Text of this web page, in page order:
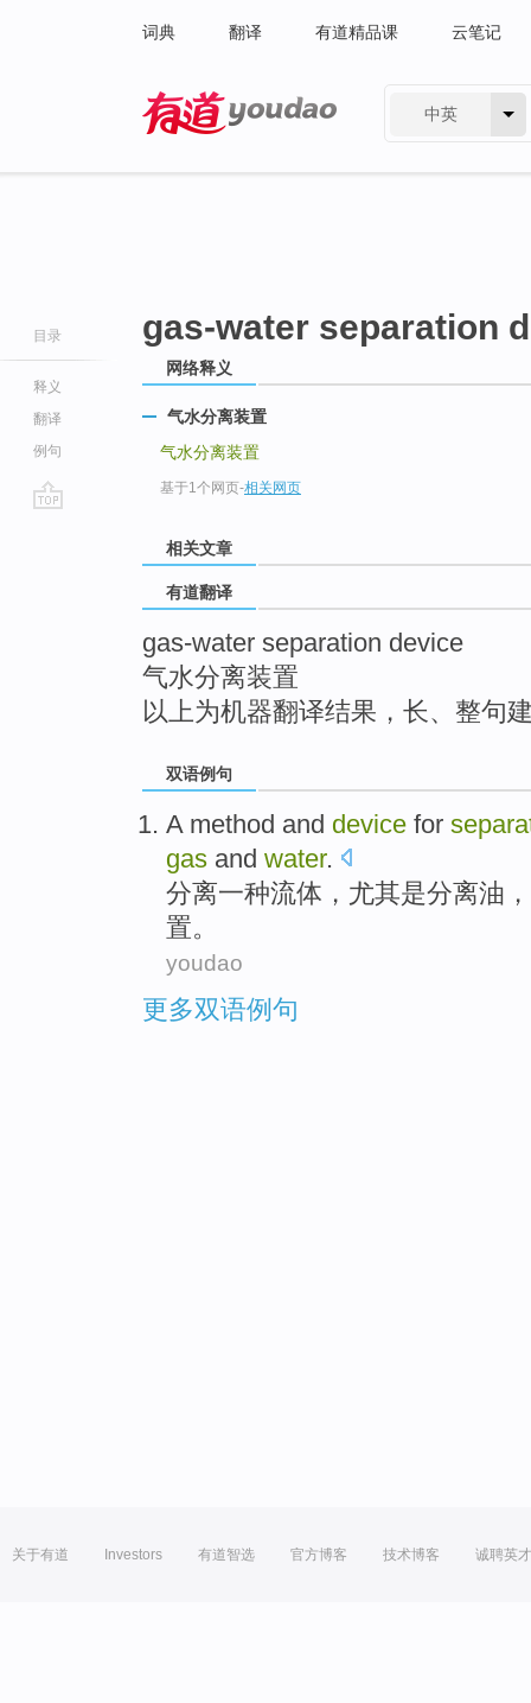
词典 翻译 有道精品课 云笔记
中英
目录
释义
翻译
例句
gas-water separation
网络释义
气水分离装置
气水分离装置
基于1个网页-相关网页
相关文章
有道翻译
gas-water separation device
气水分离装置
以上为机器翻译结果，长、整句
双语例句
A method and device for
gas and water.
分离一种流体 ， 尤其是分离油 ，
置。
youdao
更多双语例句
关于有道 Investors 有道智选 官方博客 技术博客 诚聘英才